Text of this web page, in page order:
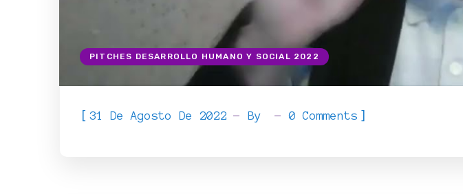
PITCHES DESARROLLO HUMANO Y SOCIAL 2022
[ 31 De Agosto De 2022 By 0 Comments ]